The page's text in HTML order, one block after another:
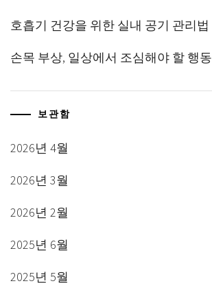
호흡기 건강을 위한 실내 공기 관리법
손목 부상, 일상에서 조심해야 할 행동
보관함
2026년 4월
2026년 3월
2026년 2월
2025년 6월
2025년 5월